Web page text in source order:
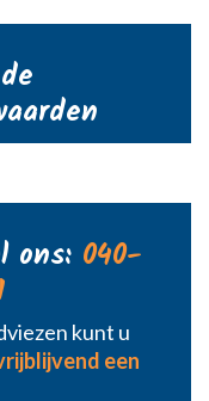
ons: 040-
kunt u
een